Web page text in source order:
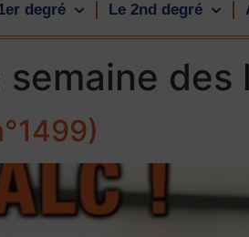
degré Le 2nd degré
semaine des